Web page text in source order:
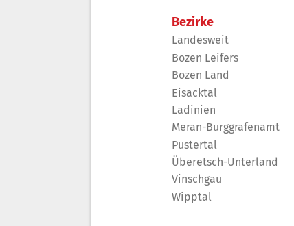
Bezirke
Landesweit
Bozen Leifers
Bozen Land
Eisacktal
Ladinien
Meran-Burggrafenamt
Pustertal
Überetsch-Unterland
Vinschgau
Wipptal